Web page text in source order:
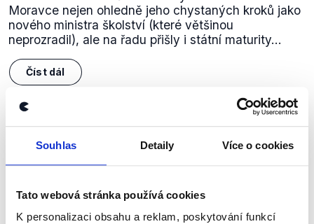
Souhlas Detaily Více o cookies
Tato webová stránka používá cookies
K personalizaci obsahu a reklam, poskytování funkcí
Moravce nejen ohledně jeho chystaných kroků jako
nového ministra školství (které většinou
neprozradil), ale na řadu přišly i státní maturity...
Číst dál
Zůstaňme v kontaktu
newsletteru nebowhatsappového
kanálu, kde pravidelně přinášíme